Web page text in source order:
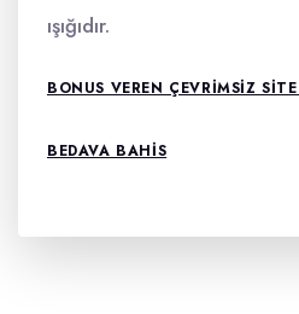
ışığıdır.
BONUS VEREN ÇEVRIMSIZ
BEDAVA BAHIS